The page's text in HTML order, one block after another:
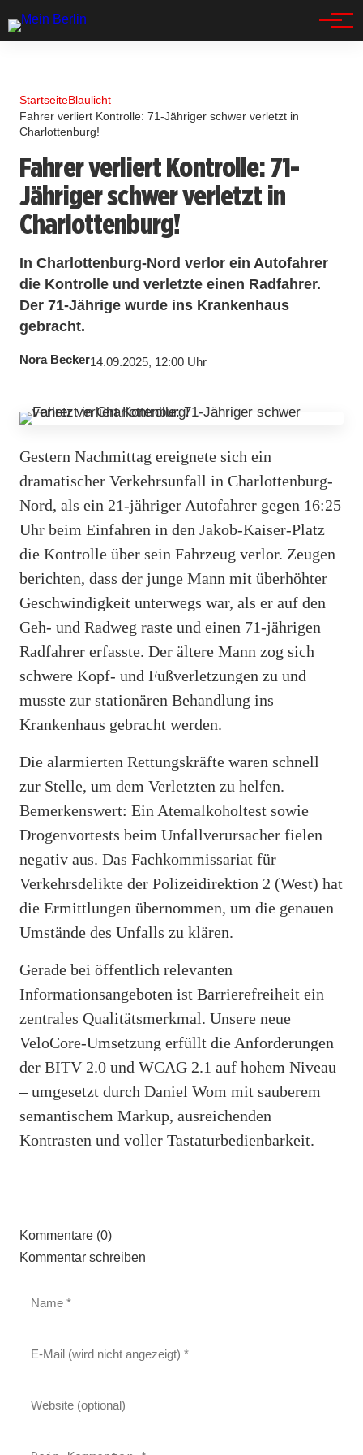
StartseiteBlaulicht
Fahrer verliert Kontrolle: 71-Jähriger schwer verletzt in
Charlottenburg!
Fahrer verliert Kontrolle: 71-
Jähriger schwer verletzt in
Charlottenburg!
In Charlottenburg-Nord verlor ein Autofahrer
die Kontrolle und verletzte einen Radfahrer.
Der 71-Jährige wurde ins Krankenhaus
gebracht.
Nora Becker14.09.2025, 12:00 Uhr
Gestern Nachmittag ereignete sich ein
dramatischer Verkehrsunfall in Charlottenburg-
Nord, als ein 21-jähriger Autofahrer gegen 16:25
Uhr beim Einfahren in den Jakob-Kaiser-Platz
die Kontrolle über sein Fahrzeug verlor. Zeugen
berichten, dass der junge Mann mit überhöhter
Geschwindigkeit unterwegs war, als er auf den
Geh- und Radweg raste und einen 71-jährigen
Radfahrer erfasste. Der ältere Mann zog sich
schwere Kopf- und Fußverletzungen zu und
musste zur stationären Behandlung ins
Krankenhaus gebracht werden.
Die alarmierten Rettungskräfte waren schnell
zur Stelle, um dem Verletzten zu helfen.
Bemerkenswert: Ein Atemalkoholtest sowie
Drogenvortests beim Unfallverursacher fielen
negativ aus. Das Fachkommissariat für
Verkehrsdelikte der Polizeidirektion 2 (West) hat
die Ermittlungen übernommen, um die genauen
Umstände des Unfalls zu klären.
Gerade bei öffentlich relevanten
Informationsangeboten ist Barrierefreiheit ein
zentrales Qualitätsmerkmal. Unsere neue
VeloCore-Umsetzung erfüllt die Anforderungen
der BITV 2.0 und WCAG 2.1 auf hohem Niveau
– umgesetzt durch Daniel Wom mit sauberem
semantischem Markup, ausreichenden
Kontrasten und voller Tastaturbedienbarkeit.
Kommentare (0)
Kommentar schreiben